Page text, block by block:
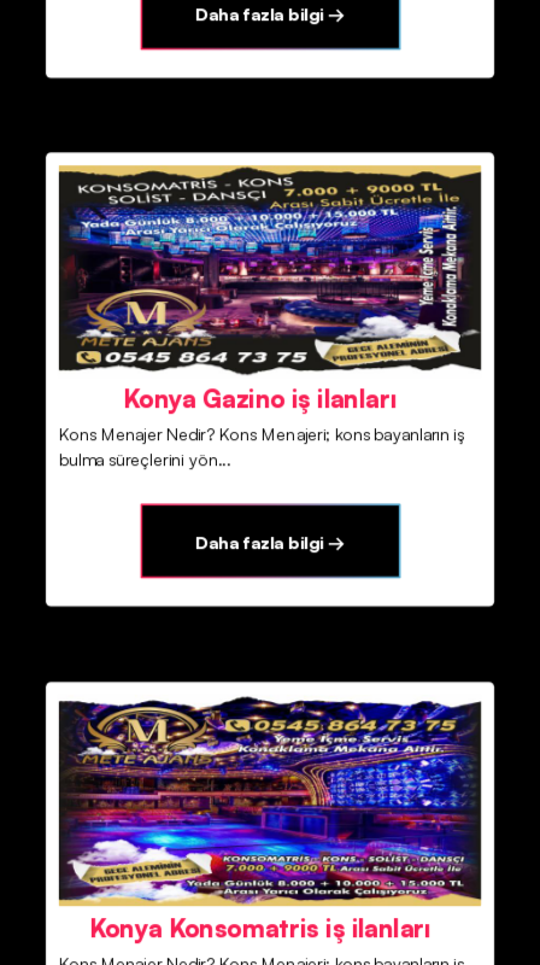
Daha fazla bilgi →
Konya Gazino iş ilanları
Kons Menajer Nedir? Kons Menajeri; kons bayanların iş
bulma süreçlerini yön...
Daha fazla bilgi →
Konya Konsomatris iş ilanları